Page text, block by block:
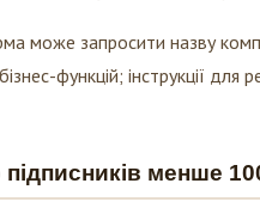
може запросити назву
функцій; інструкції для
менше